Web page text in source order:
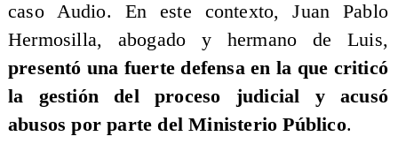
caso Audio. En este contexto, Juan Pablo
Hermosilla, abogado y hermano de Luis,
presentó una fuerte defensa en la que criticó
la gestión del proceso judicial y acusó
abusos por parte del Ministerio Público.